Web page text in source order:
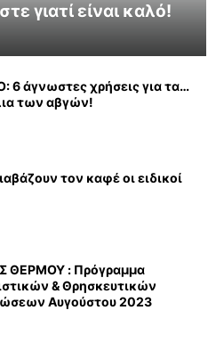
γιατί είναι καλό!
6 άγνωστες χρήσεις για τα…
των αβγών!
τον καφέ οι ειδικοί
ΘΕΡΜΟΥ : Πρόγραμμα
& Θρησκευτικών
Αυγούστου 2023